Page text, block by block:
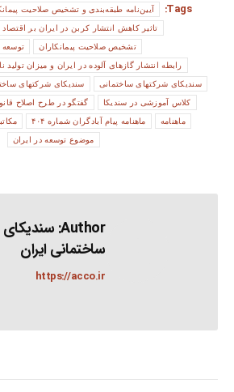
Tags:
آیین‌نامه طبقه‌بندی و تشخیص صلاحیت
تاثیر کاهش انتشار کربن در ایران بر
تشخیص صلاحیت پیمانکاران توسعه
رابطه انتشار گازهای آلوده در ایران و میزان تولید
سندیکای شرکتهای ساختمانی سندیکای شرکتهای
کلاس آموزشی در سندیکا گفتگو در طرح اصلاح
ماهنامه ماهنامه پیام آبادگران شماره ۴۰۴
موضوع توسعه در ایران
Author: سندیکای
ساختمانی ایران
https://acco.ir